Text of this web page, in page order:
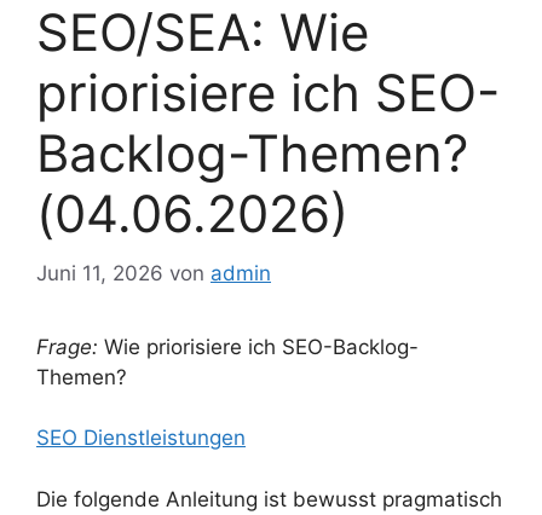
SEO/SEA: Wie
priorisiere ich SEO-
Backlog-Themen?
(04.06.2026)
Juni 11, 2026 von admin
Frage: Wie priorisiere ich SEO-Backlog-
Themen?
SEO Dienstleistungen
Die folgende Anleitung ist bewusst pragmatisch